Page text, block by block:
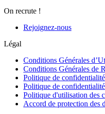
On recrute !
Rejoignez-nous
Légal
Conditions Générales
Conditions Générales de
Politique de confidentialité
Politique de
Politique d'utilisation des
Accord de protection des